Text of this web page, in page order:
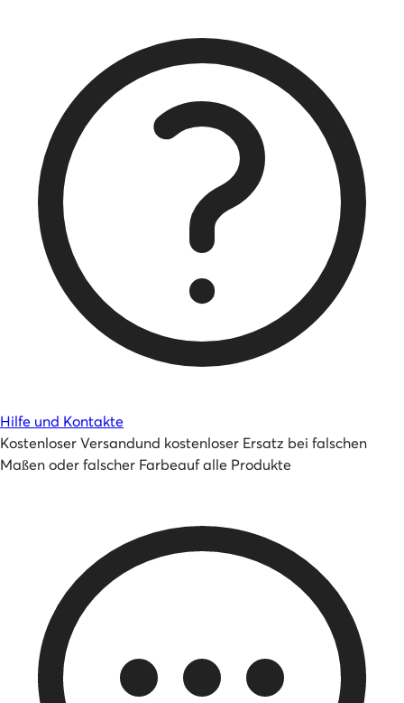
Hilfe und Kontakte
Kostenloser Versandund kostenloser Ersatz bei falschen
Maßen oder falscher Farbeauf alle Produkte